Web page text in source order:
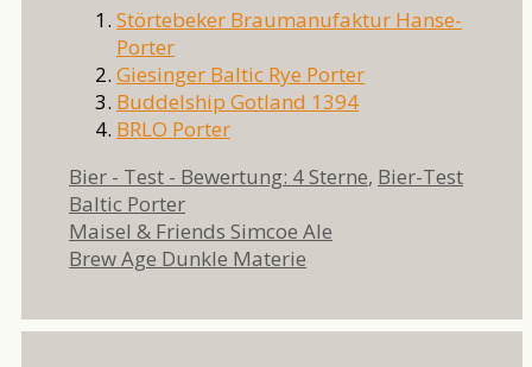
Störtebeker Braumanufaktur Hanse-
Porter
Giesinger Baltic Rye Porter
Buddelship Gotland 1394
BRLO Porter
Kategorien
Bier - Test - Bewertung: 4 Sterne, Bier-Test
Baltic Porter
Maisel & Friends Simcoe Ale
Brew Age Dunkle Materie